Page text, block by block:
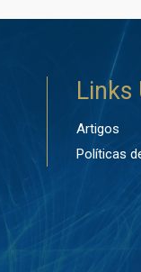
Links
Artigos
Políticas